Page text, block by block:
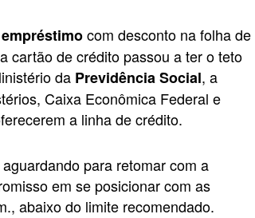
empréstimocom desconto na folha de
cartão de crédito passou a ter o teto
da Previdência Social, a
Caixa Econômica Federal e
a linha de crédito.
para retomar com a
em se posicionar com as
abaixo do limite recomendado.